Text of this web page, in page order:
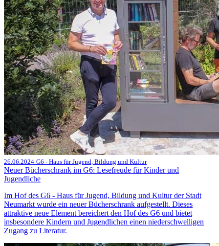
26.06.2024 G6 - Haus für Jugend, Bildung und Kultur
Neuer Bücherschrank im G6: Lesefreude für Kinder und
Jugendliche
Im Hof des G6 - Haus für Jugend, Bildung und Kultur der Stadt
Neumarkt wurde ein neuer Bücherschrank aufgestellt. Dieses
attraktive neue Element bereichert den Hof des G6 und bietet
insbesondere Kindern und Jugendlichen einen niederschwelligen
Zugang zu Literatur.